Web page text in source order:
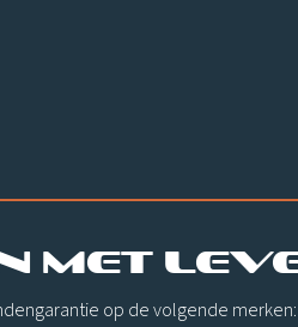
MET
op de volgende